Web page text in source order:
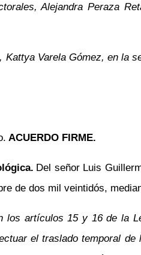
Alejandra Peraza
Varela Gómez, en la
ACUERDO FIRME.
Del señor Luis
de dos mil veintidós,
los artículos 15 y 16 de la
el traslado temporal